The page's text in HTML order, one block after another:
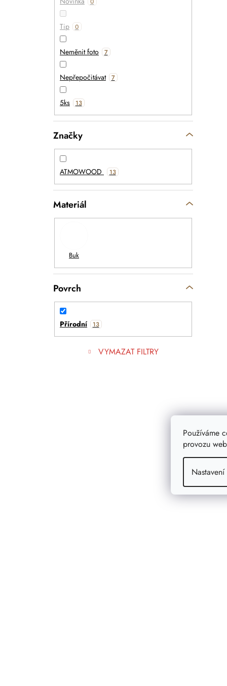
Používáme
provozu
Nastavení
Tip 0
Neměnit foto 7
Nepřepočitávat 7
5ks 13
Značky
ATMOWOOD 13
Materiál
Povrch
Přírodní 13
VYMAZAT FILTRY